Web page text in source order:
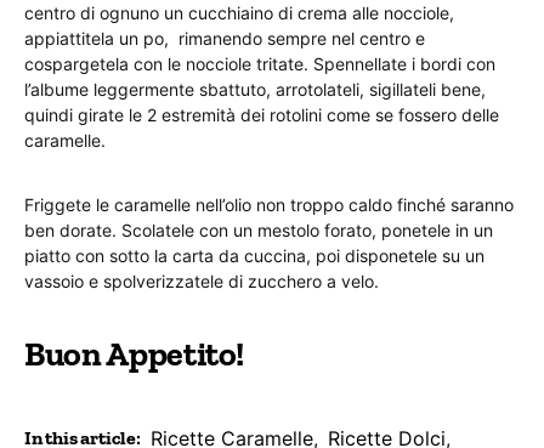
centro di ognuno un cucchiaino di crema alle nocciole,
appiattitela un po, rimanendo sempre nel centro e
cospargetela con le nocciole tritate. Spennellate i bordi con
l’albume leggermente sbattuto, arrotolateli, sigillateli bene,
quindi girate le 2 estremità dei rotolini come se fossero delle
caramelle.
Friggete le caramelle nell’olio non troppo caldo finché saranno
ben dorate. Scolatele con un mestolo forato, ponetele in un
piatto con sotto la carta da cuccina, poi disponetele su un
vassoio e spolverizzatele di zucchero a velo.
Buon Appetito!
In this article: Ricette Caramelle, Ricette Dolci,